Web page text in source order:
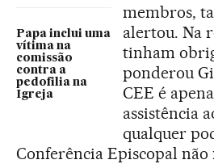
Papa inclui uma
vítima na
comissão
contra a
pedofilia na
Igreja
membros,
alertou. Na
tinham
ponderou
CEE é
assistência
qualquer
Conferência Episcopal não